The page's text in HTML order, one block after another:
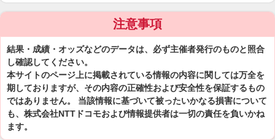
注意事項
結果・成績・オッズなどのデータは、必ず主催者発行のものと照合
し確認してください。
本サイトのページ上に掲載されている情報の内容に関しては万全を
期しておりますが、その内容の正確性および安全性を保証するもの
ではありません。 当該情報に基づいて被ったいかなる損害について
も、株式会社NTTドコモおよび情報提供者は一切の責任を負いかね
ます。